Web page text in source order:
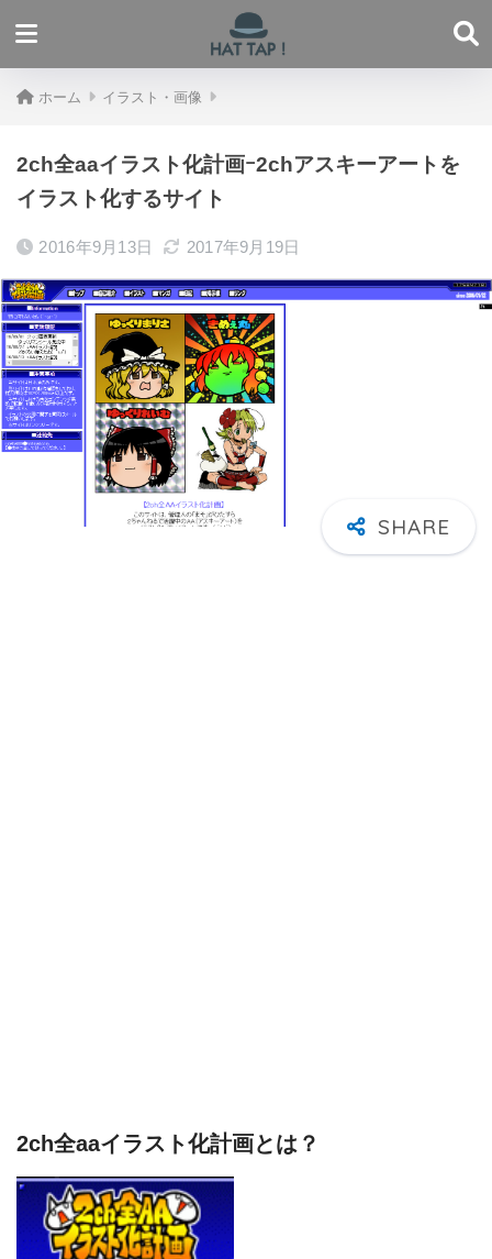
ホーム イラスト・画像
2ch全aaイラスト化計画ｰ2chアスキーアートを
イラスト化するサイト
2016年9月13日 2017年9月19日
2ch全aaイラスト化計画とは？